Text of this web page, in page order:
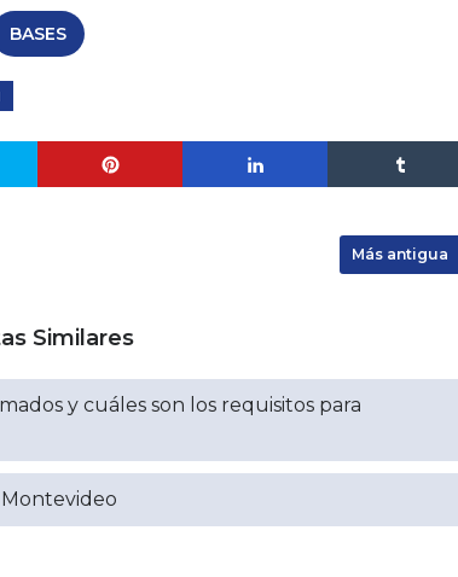
BASES
Más antigua
Similares
y cuáles son los requisitos para
Montevideo